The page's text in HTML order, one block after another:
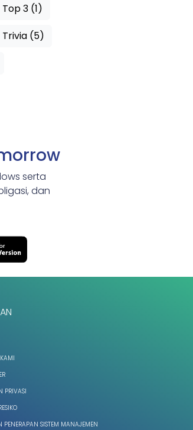
Top 3 (1)
Trivia (5)
serta
dan
PRIVASI
PENERAPAN SISTEM MANAJEMEN